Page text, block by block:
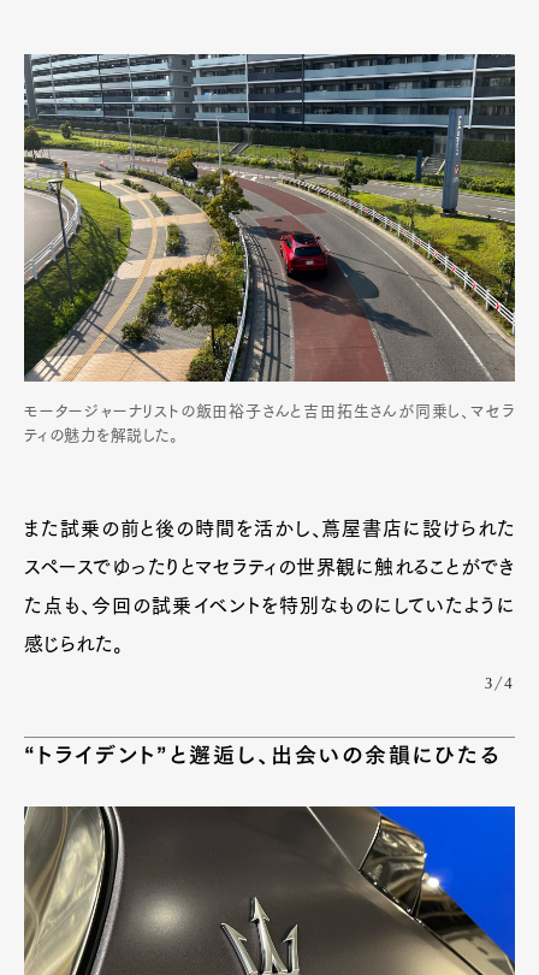
モータージャーナリストの飯田裕子さんと吉田拓生さんが同乗し、マセラ
ティの魅力を解説した。
また試乗の前と後の時間を活かし、蔦屋書店に設けられた
スペースでゆったりとマセラティの世界観に触れることができ
た点も、今回の試乗イベントを特別なものにしていたように
感じられた。
3/4
“トライデント”と邂逅し、出会いの余韻にひたる